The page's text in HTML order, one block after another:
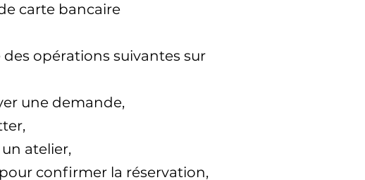
carte bancaire
opérations suivantes sur
une demande,
atelier,
confirmer la réservation,